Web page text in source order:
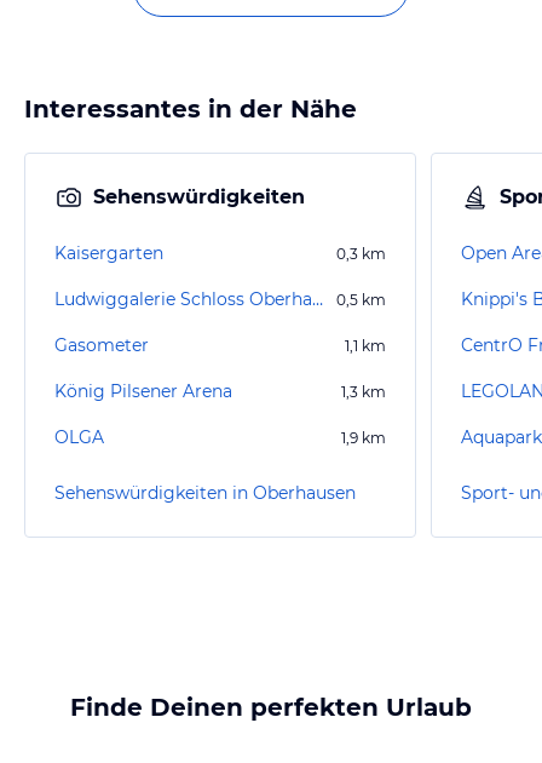
Interessantes in der Nähe
Sehenswürdigkeiten
Kaisergarten 0,3 km
Ludwiggalerie Schloss Oberhausen 0,5 km
Gasometer 1,1 km
König Pilsener Arena 1,3 km
OLGA 1,9 km
Sehenswürdigkeiten in Oberhausen
Open
Knippi's
CentrO
Finde Deinen perfekten Urlaub